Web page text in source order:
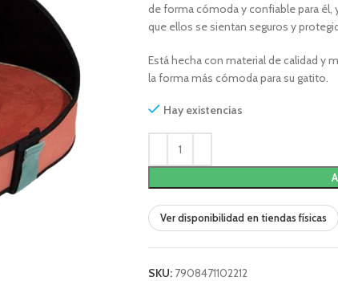
de forma cómoda y confiable para
que ellos se sientan seguros y
Está hecha con material de calidad y
la forma más cómoda para su gatito.
Hay existencias
Ver disponibilidad en tiendas físicas
SKU: 7908471102212